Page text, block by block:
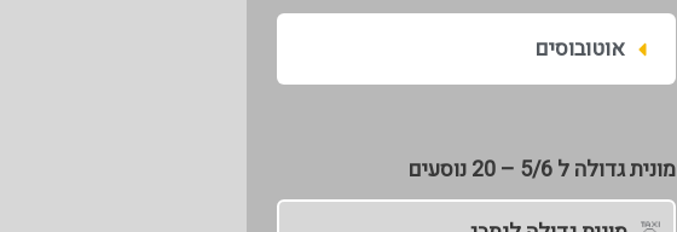
אוטובוסים
מונית גדולה ל 5/6 – 20 נוסעים